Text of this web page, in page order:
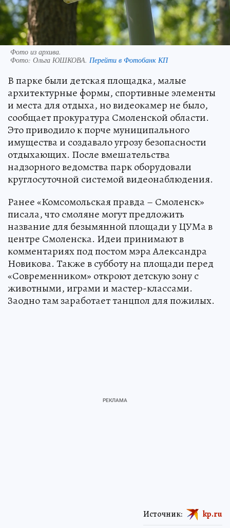
Фото из архива.
Фото: Ольга ЮШКОВА. Перейти в Фотобанк КП
В парке были детская площадка, малые
архитектурные формы, спортивные элементы
и места для отдыха, но видеокамер не было,
сообщает прокуратура Смоленской области.
Это приводило к порче муниципального
имущества и создавало угрозу безопасности
отдыхающих. После вмешательства
надзорного ведомства парк оборудовали
круглосуточной системой видеонаблюдения.
Ранее «Комсомольская правда – Смоленск»
писала, что смоляне могут предложить
название для безымянной площади у ЦУМа в
центре Смоленска. Идеи принимают в
комментариях под постом мэра Александра
Новикова. Также в субботу на площади перед
«Современником» откроют детскую зону с
животными, играми и мастер-классами.
Заодно там заработает танцпол для пожилых.
Источник: kp.ru